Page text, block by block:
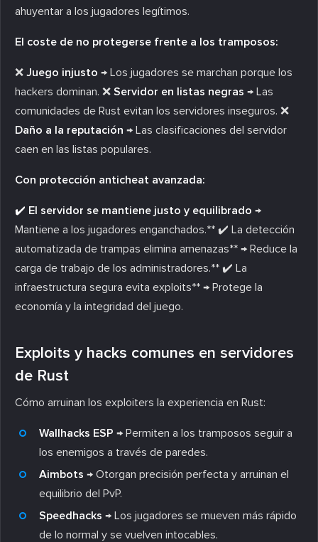
ahuyentar a los jugadores legítimos.
El coste de no protegerse frente a los tramposos:
❌ Juego injusto → Los jugadores se marchan porque los
hackers dominan. ❌ Servidor en listas negras → Las
comunidades de Rust evitan los servidores inseguros. ❌
Daño a la reputación → Las clasificaciones del servidor
caen en las listas populares.
Con protección anticheat avanzada:
✔️ El servidor se mantiene justo y equilibrado →
Mantiene a los jugadores enganchados.** ✔️ La detección
automatizada de trampas elimina amenazas** → Reduce la
carga de trabajo de los administradores.** ✔️ La
infraestructura segura evita exploits** → Protege la
economía y la integridad del juego.
Exploits y hacks comunes en servidores
de Rust
Cómo arruinan los exploiters la experiencia en Rust:
Wallhacks ESP → Permiten a los tramposos seguir a
los enemigos a través de paredes.
Aimbots → Otorgan precisión perfecta y arruinan el
equilibrio del PvP.
Speedhacks → Los jugadores se mueven más rápido
de lo normal y se vuelven intocables.